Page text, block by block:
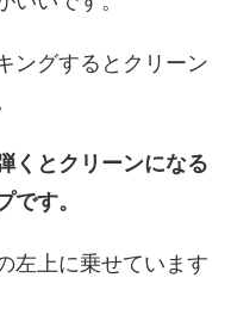
ングするとクリーン
くとクリーンになる
す。
左上に乗せています